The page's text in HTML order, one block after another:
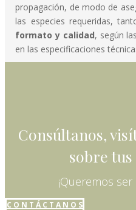
propagación, de modo de
las especies requeridas,
formato y calidad, según
en las especificaciones
Consúltanos,
sobre
¡Queremos ser
C O N T Á C T A N O S